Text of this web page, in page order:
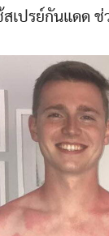
เปรย์กันแดด